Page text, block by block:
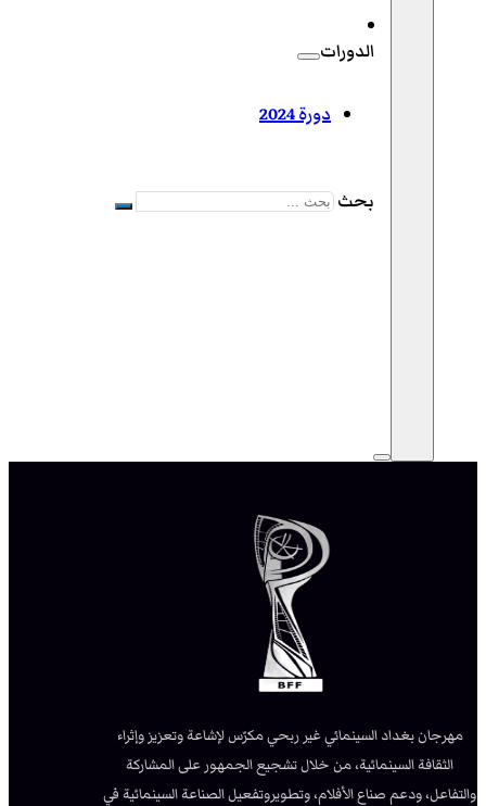
الدورات
دورة 2024
بحث
مهرجان بغداد السينمائي غير ربحي مكرّس لإشاعة وتعزيز وإثراء
الثقافة السينمائية، من خلال تشجيع الجمهور على المشاركة
والتفاعل، ودعم صناع الأفلام، وتطويروتفعيل الصناعة السينمائية في